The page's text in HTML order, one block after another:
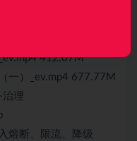
412.07M
一）_ev.mp4 677.77M
理
熔断、限流、降级